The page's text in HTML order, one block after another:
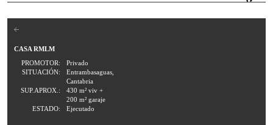
CASA RMLM
PROMOTOR:
Privado
SITUACIÓN:
Entrambasaguas,
Cantabria
SUP.APROX.:
430 m² viv +
200 m² garaje
ESTADO:
Ejecutado